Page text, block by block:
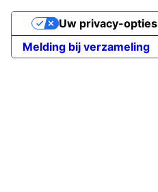
Melding bij verzameling
Uw privacy-opties